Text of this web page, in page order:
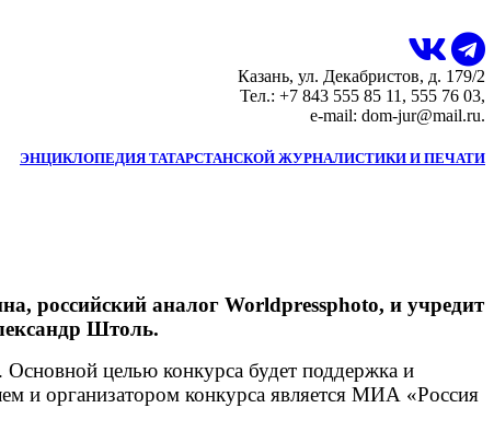
Казань, ул. Декабристов, д. 179/2
Тел.: +7 843 555 85 11, 555 76 03,
e-mail: dom-jur@mail.ru.
ЭНЦИКЛОПЕДИЯ ТАТАРСТАНСКОЙ ЖУРНАЛИСТИКИ И ПЕЧАТИ
российский аналог Worldpressphoto, и учредит
Штоль.
целью конкурса будет поддержка и
и организатором конкурса является МИА «Россия